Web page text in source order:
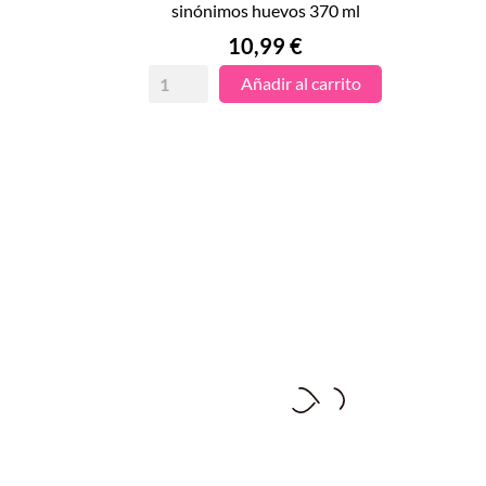
VISTA RÁPIDA
sinónimos huevos 370 ml
Precio
10,99 €
Añadir al carrito